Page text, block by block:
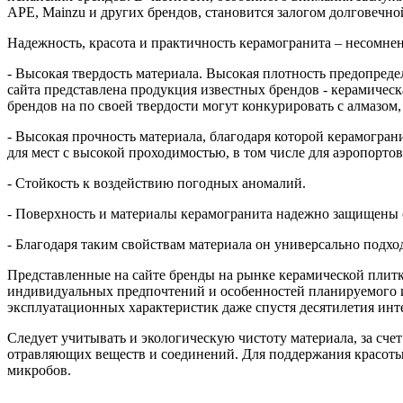
APE, Mainzu и других брендов, становится залогом
Надежность, красота и практичность керамогранита –
- Высокая твердость материала. Высокая плотность
сайта представлена продукция известных брендов -
брендов на по своей твердости могут конкурировать с
- Высокая прочность материала, благодаря которой
для мест с высокой проходимостью, в том числе для
- Стойкость к воздействию погодных аномалий.
- Поверхность и материалы керамогранита надежно защищены
- Благодаря таким свойствам материала он универсально
Представленные на сайте бренды на рынке керамической
индивидуальных предпочтений и особенностей
эксплуатационных характеристик даже спустя десятилетия
Следует учитывать и экологическую чистоту материала, за
отравляющих веществ и соединений. Для поддержания
микробов.